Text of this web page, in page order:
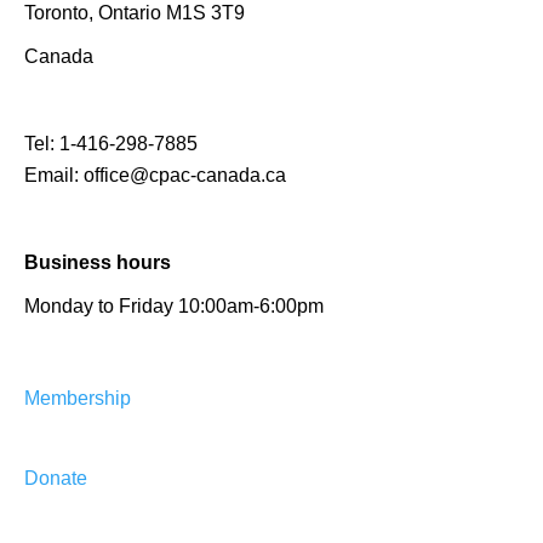
Toronto, Ontario M1S 3T9
Canada
Tel: 1-416-298-7885
Email: office@cpac-canada.ca
Business hours
Monday to Friday 10:00am-6:00pm
Membership
Donate